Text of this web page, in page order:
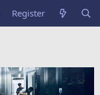
Register